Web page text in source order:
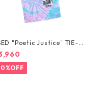
"Poetic Justice" TIE-D
TEE